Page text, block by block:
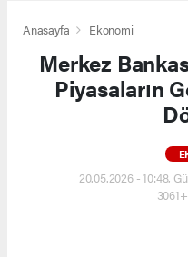
Anasayfa Ekonomi
Merkez
Piyasaların
20.05.2026 - 10:48,